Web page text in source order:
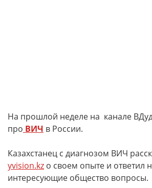
На прошлой неделе на канале
про ВИЧ в России.
Казахстанец с диагнозом ВИЧ
yvision.kz о своем опыте и ответил
интересующие общество вопросы.